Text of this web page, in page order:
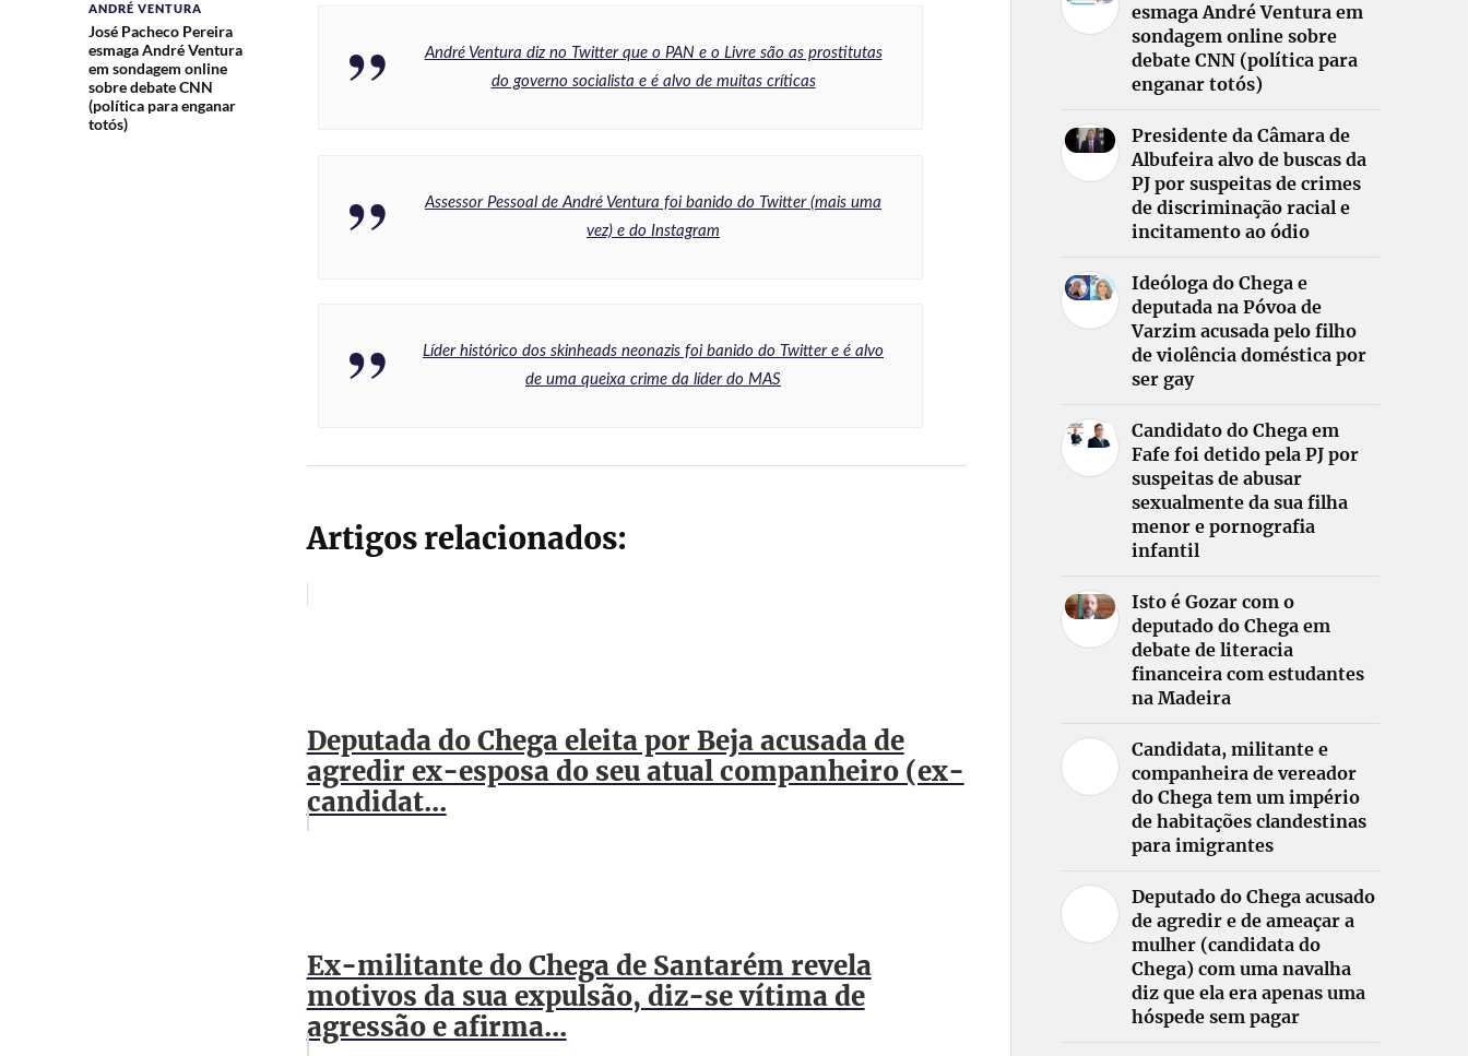
ANDRÉ VENTURA
José Pacheco Pereira
esmaga André Ventura
em sondagem online
sobre debate CNN
(política para enganar
totós)
André Ventura diz no Twitter que o PAN e o Livre são as prostitutas
do governo socialista e é alvo de muitas críticas
Assessor Pessoal de André Ventura foi banido do Twitter (mais uma
vez) e do Instagram
Líder histórico dos skinheads neonazis foi banido do Twitter e é alvo
de uma queixa crime da líder do MAS
Artigos relacionados:
Deputada do Chega eleita por Beja acusada de
agredir ex-esposa do seu atual companheiro (ex-
candidat...
Ex-militante do Chega de Santarém revela
motivos da sua expulsão, diz-se vítima de
agressão e afirma...
esmaga André Ventura em
sondagem online sobre
debate CNN (política para
enganar totós)
Presidente da Câmara de
Albufeira alvo de buscas da
PJ por suspeitas de crimes
de discriminação racial e
incitamento ao ódio
Ideóloga do Chega e
deputada na Póvoa de
Varzim acusada pelo filho
de violência doméstica por
ser gay
Candidato do Chega em
Fafe foi detido pela PJ por
suspeitas de abusar
sexualmente da sua filha
menor e pornografia
infantil
Isto é Gozar com o
deputado do Chega em
debate de literacia
financeira com estudantes
na Madeira
Candidata, militante e
companheira de vereador
do Chega tem um império
de habitações clandestinas
para imigrantes
Deputado do Chega acusado
de agredir e de ameaçar a
mulher (candidata do
Chega) com uma navalha
diz que ela era apenas uma
hóspede sem pagar